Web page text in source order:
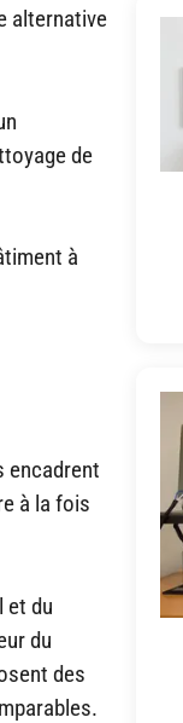
alternative
de
à
encadrent
à la fois
et du
du
des